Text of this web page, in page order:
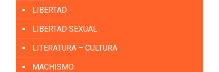
LIBERTAD
LIBERTAD SEXUAL
LITERATURA – CULTURA
MACHISMO